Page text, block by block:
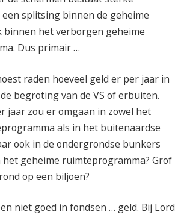
een splitsing binnen de geheime
binnen het verborgen geheime
Dus primair …
raden hoeveel geld er per jaar in
begroting van de VS of erbuiten.
jaar zou er omgaan in zowel het
als in het buitenaardse
ook in de ondergrondse bunkers
het geheime ruimteprogramma? Grof
op een biljoen?
niet goed in fondsen … geld. Bij Lord